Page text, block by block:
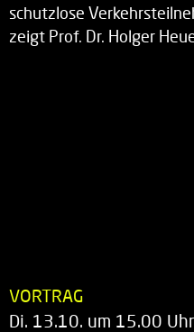
schutzlose
zeigt Prof. Dr. Holger
VORTRAG
Di. 13.10. um 15.00 Uhr